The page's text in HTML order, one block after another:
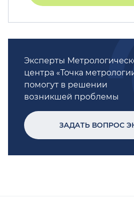
Эксперты
центра «Точка
помогут в решении
возникшей проблемы
ЗАДАТЬ ВОПРОС